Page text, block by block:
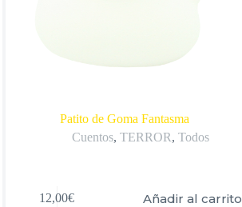
Patito de Goma Fantasma
Cuentos, TERROR, Todos
12,00€ Añadir al carrito